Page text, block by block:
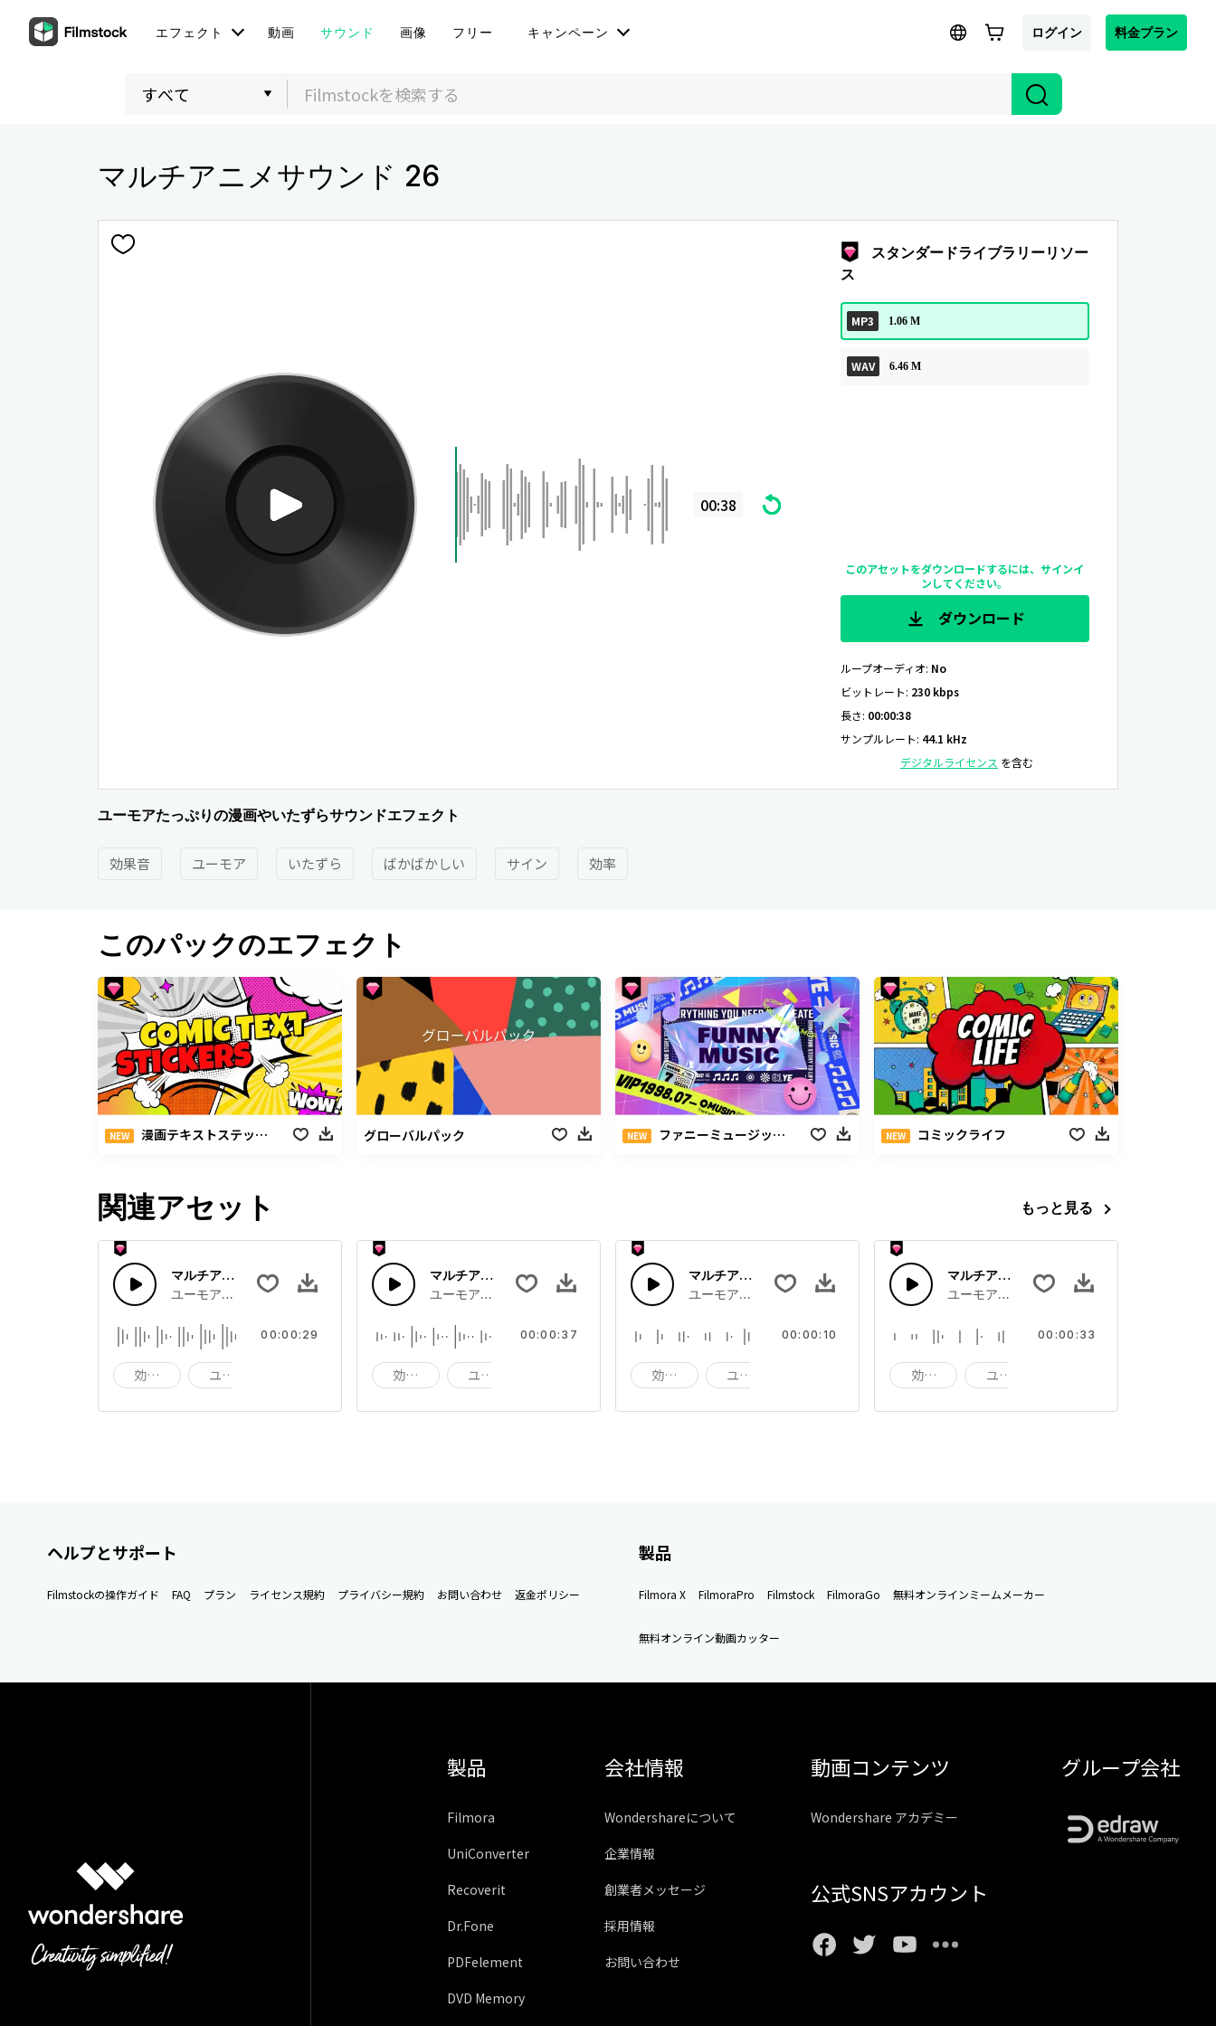
エフェクト 動画 サウンド 画像 フリー キャンペーン ログイン 料金プラン
マルチアニメサウンド 26
00:38
スタンダードライブラリーリソー
ス
MP3 1.06 M
WAV 6.46 M
このアセットをダウンロードするには、サインイ
ンしてください。
ダウンロード
ループオーディオ: No
ビットレート: 230 kbps
長さ: 00:00:38
サンプルレート: 44.1 kHz
デジタルライセンス を含む
ユーモアたっぷりの漫画やいたずらサウンドエフェクト
効果音 ユーモア いたずら ばかばかしい サイン 効率
このパックのエフェクト
NEW 漫画テキストステッカー グローバルパック NEW ファニーミュージックパック NEW コミックライフ
関連アセット もっと見る
マルチアニメサウンド 29
ユーモアたっぷりの漫画やいたずらサウンドエフェクト
効果音 ユーモア
00:00:29
マルチアニメサウンド 28
ユーモアたっぷりの漫画やいたずらサウンドエフェクト
効果音 ユーモア
00:00:37
マルチアニメサウンド 27
ユーモアたっぷりの漫画やいたずらサウンドエフェクト
効果音 ユーモア
00:00:10
マルチアニメサウンド 25
ユーモアたっぷりの漫画やいたずらサウンド
効果音 ユーモア
00:00:33
ヘルプとサポート
Filmstockの操作ガイド FAQ プラン ライセンス規約 プライバシー規約 お問い合わせ 返金ポリシー
製品
Filmora X FilmoraPro Filmstock FilmoraGo 無料オンラインミームメーカー
無料オンライン動画カッター
製品
Filmora
UniConverter
Recoverit
Dr.Fone
PDFelement
DVD Memory
会社情報
Wondershareについて
企業情報
創業者メッセージ
採用情報
お問い合わせ
動画コンテンツ
Wondershare アカデミー
公式SNSアカウント
グループ会社